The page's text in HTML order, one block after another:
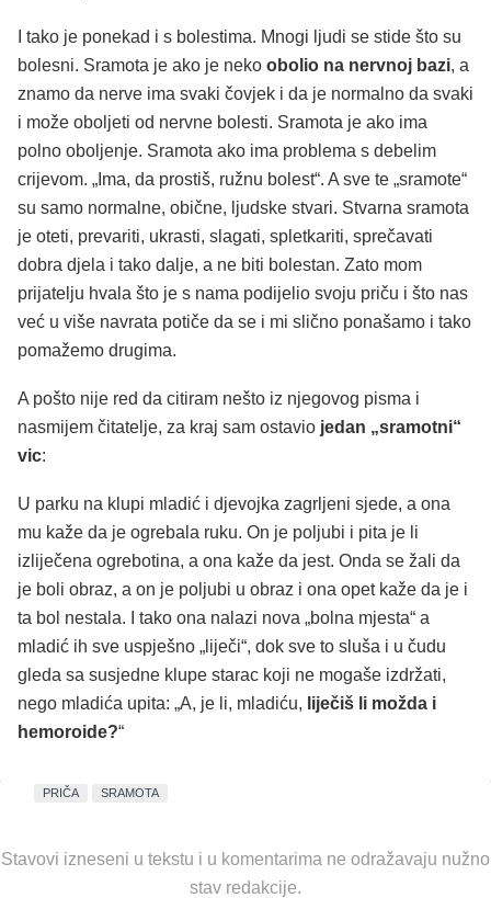
I tako je ponekad i s bolestima. Mnogi ljudi se stide što su
bolesni. Sramota je ako je neko obolio na nervnoj bazi, a
znamo da nerve ima svaki čovjek i da je normalno da svaki
i može oboljeti od nervne bolesti. Sramota je ako ima
polno oboljenje. Sramota ako ima problema s debelim
crijevom. „Ima, da prostiš, ružnu bolest“. A sve te „sramote“
su samo normalne, obične, ljudske stvari. Stvarna sramota
je oteti, prevariti, ukrasti, slagati, spletkariti, sprečavati
dobra djela i tako dalje, a ne biti bolestan. Zato mom
prijatelju hvala što je s nama podijelio svoju priču i što nas
već u više navrata potiče da se i mi slično ponašamo i tako
pomažemo drugima.
A pošto nije red da citiram nešto iz njegovog pisma i
nasmijem čitatelje, za kraj sam ostavio jedan „sramotni“
vic:
U parku na klupi mladić i djevojka zagrljeni sjede, a ona
mu kaže da je ogrebala ruku. On je poljubi i pita je li
izliječena ogrebotina, a ona kaže da jest. Onda se žali da
je boli obraz, a on je poljubi u obraz i ona opet kaže da je i
ta bol nestala. I tako ona nalazi nova „bolna mjesta“ a
mladić ih sve uspješno „liječi“, dok sve to sluša i u čudu
gleda sa susjedne klupe starac koji ne mogaše izdržati,
nego mladića upita: „A, je li, mladiću, liječiš li možda i
hemoroide?“
PRIČA SRAMOTA
Stavovi izneseni u tekstu i u komentarima ne odražavaju nužno
stav redakcije.